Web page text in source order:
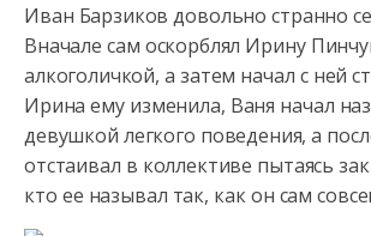
Иван Барзиков довольно странно
Вначале сам оскорблял Ирину
алкоголичкой, а затем начал с ней
Ирина ему изменила, Ваня начал
девушкой легкого поведения, а
отстаивал в коллективе пытаясь
кто ее называл так, как он сам